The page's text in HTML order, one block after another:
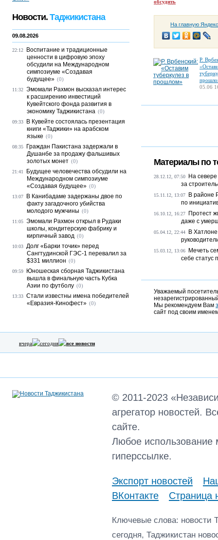
обсудить
На главную
Р.
05.06
Материалы по
28.12.12, 07:50
На
за
15.11.12, 13:07
В районе
по
16.10.12, 16:27
Протест
даже с
05.04.12, 22:44
В
15.03.12, 13:06
Мечеть
себе статус
Уважаемый
Мы рекомендуем Вам
сайт под своим
Новости. Таджикистана
09.08.2026
22:12
Воспитание и традиционные
ценности в цифровую эпоху
обсудили на Международном
симпозиуме «Создавая
будущее» (0)
11:32 Эмомали Рахмон высказал интерес
к расширению инвестиций
Кувейтского фонда развития в
экономику Таджикистана (0)
09:33
В Кувейте состоялась презентация
книги «Таджики» на арабском
языке (0)
08:35
Граждан Пакистана задержали в
Душанбе за продажу фальшивых
золотых монет (0)
21:41
Будущее человечества обсудили на
Международном симпозиуме
«Создавая будущее» (0)
13:07
В Канибадаме задержаны двое по
факту загадочного убийства
молодого мужчины (0)
11:05 Эмомали Рахмон открыл в Рудаки
школы, кондитерскую фабрику и
кирпичный завод (0)
10:03 Долг «Барки точик» перед
Сангтудинской ГЭС-1 перевалил за
$331 миллион (0)
09:59
Юношеская сборная Таджикистана
вышла в финальную часть Кубка
Азии по футболу (0)
13:33 Стали известны имена победителей
«Евразия-Кинофест» (0)
вчера сегодня все новости
© 2011-2023
агрегатор новостей.
сайте.
Любое использование
гиперссылке.
Экспорт новостей
ВКонтакте
Страница
Ключевые слова: новости
сегодня, Таджикистан